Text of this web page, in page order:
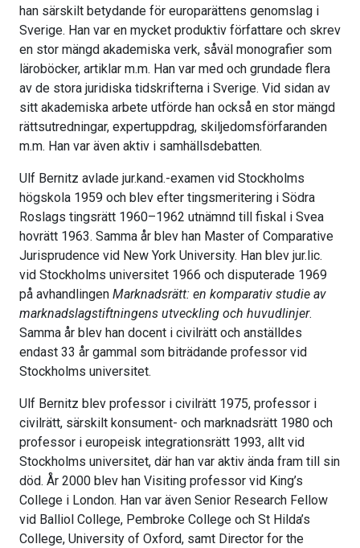
han särskilt betydande för europarättens genomslag i
Sverige. Han var en mycket produktiv författare och skrev
en stor mängd akademiska verk, såväl monografier som
läroböcker, artiklar m.m. Han var med och grundade flera
av de stora juridiska tidskrifterna i Sverige. Vid sidan av
sitt akademiska arbete utförde han också en stor mängd
rättsutredningar, expertuppdrag, skiljedomsförfaranden
m.m. Han var även aktiv i samhällsdebatten.
Ulf Bernitz avlade jur.kand.-examen vid Stockholms
högskola 1959 och blev efter tingsmeritering i Södra
Roslags tingsrätt 1960–1962 utnämnd till fiskal i Svea
hovrätt 1963. Samma år blev han Master of Comparative
Jurisprudence vid New York University. Han blev jur.lic.
vid Stockholms universitet 1966 och disputerade 1969
på avhandlingen Marknadsrätt: en komparativ studie av
marknadslagstiftningens utveckling och huvudlinjer.
Samma år blev han docent i civilrätt och anställdes
endast 33 år gammal som biträdande professor vid
Stockholms universitet.
Ulf Bernitz blev professor i civilrätt 1975, professor i
civilrätt, särskilt konsument- och marknadsrätt 1980 och
professor i europeisk integrationsrätt 1993, allt vid
Stockholms universitet, där han var aktiv ända fram till sin
död. År 2000 blev han Visiting professor vid King’s
College i London. Han var även Senior Research Fellow
vid Balliol College, Pembroke College och St Hilda’s
College, University of Oxford, samt Director for the